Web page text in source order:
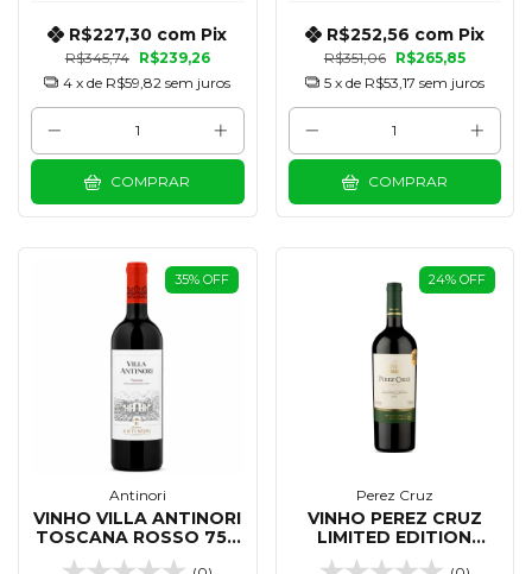
R$345,74 R$239,26
R$227,30 com Pix
4 x de R$59,82 sem juros
COMPRAR
R$351,06 R$265,85
R$252,56 com Pix
5 x de R$53,17 sem juros
COMPRAR
35% OFF
Antinori
VINHO VILLA ANTINORI
TOSCANA ROSSO 750
ML
24% OFF
Perez Cruz
VINHO PEREZ CRUZ
LIMITED EDITION
MALBEC COT 750 ML